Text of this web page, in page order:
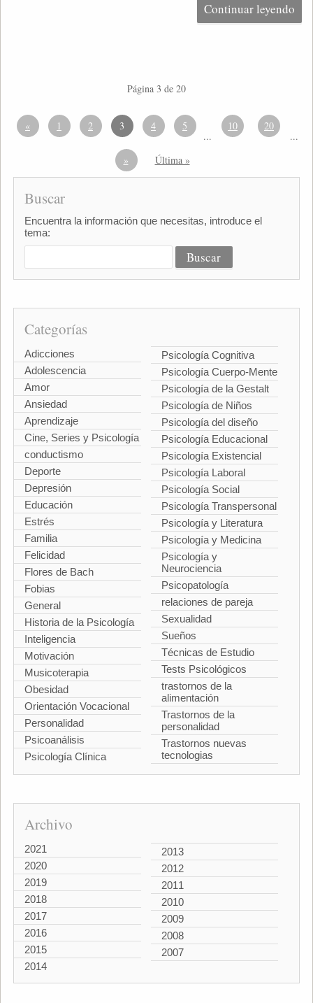
Continuar leyendo
Página 3 de 20
« 1 2 3 4 5
...
10 20
...
»
Última »
Buscar
Encuentra la información que necesitas, introduce el
tema:
Categorías
Adicciones
Adolescencia
Amor
Ansiedad
Aprendizaje
Cine, Series y Psicología
conductismo
Deporte
Depresión
Educación
Estrés
Familia
Felicidad
Flores de Bach
Fobias
General
Historia de la Psicología
Inteligencia
Motivación
Musicoterapia
Obesidad
Orientación Vocacional
Personalidad
Psicoanálisis
Psicología Clínica
Psicología Cognitiva
Psicología Cuerpo-Mente
Psicología de la Gestalt
Psicología de Niños
Psicología del diseño
Psicología Educacional
Psicología Existencial
Psicología Laboral
Psicología Social
Psicología Transpersonal
Psicología y Literatura
Psicología y Medicina
Psicología y
Neurociencia
Psicopatología
relaciones de pareja
Sexualidad
Sueños
Técnicas de Estudio
Tests Psicológicos
trastornos de la
alimentación
Trastornos de la
personalidad
Trastornos nuevas
tecnologias
Archivo
2021
2020
2019
2018
2017
2016
2015
2014
2013
2012
2011
2010
2009
2008
2007